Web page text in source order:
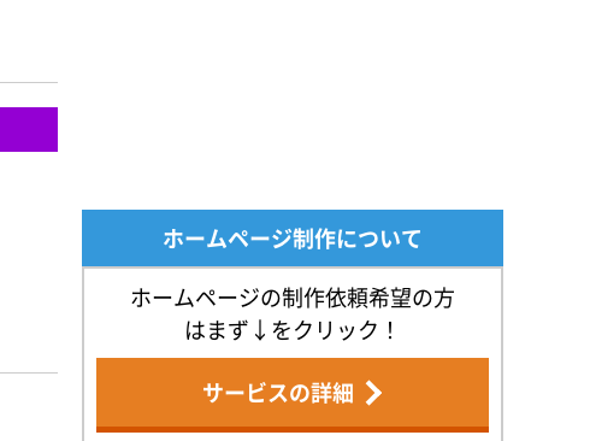
ホームページ制作について
ホームページの制作依頼希望の方
はまず↓をクリック！
サービスの詳細